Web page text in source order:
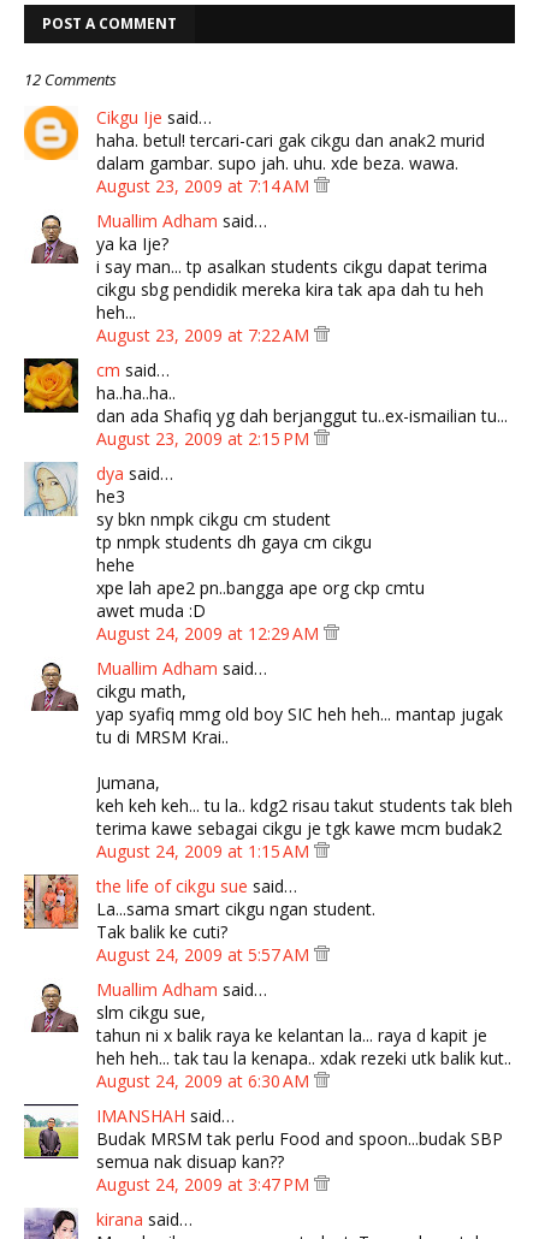
POST A COMMENT
12 Comments
Cikgu Ije said…
haha. betul! tercari-cari gak cikgu dan anak2 murid
dalam gambar. supo jah. uhu. xde beza. wawa.
August 23, 2009 at 7:14 AM
Muallim Adham said…
ya ka Ije?
i say man... tp asalkan students cikgu dapat terima
cikgu sbg pendidik mereka kira tak apa dah tu heh
heh...
August 23, 2009 at 7:22 AM
cm said…
ha..ha..ha..
dan ada Shafiq yg dah berjanggut tu..ex-ismailian tu...
August 23, 2009 at 2:15 PM
dya said…
he3
sy bkn nmpk cikgu cm student
tp nmpk students dh gaya cm cikgu
hehe
xpe lah ape2 pn..bangga ape org ckp cmtu
awet muda :D
August 24, 2009 at 12:29 AM
Muallim Adham said…
cikgu math,
yap syafiq mmg old boy SIC heh heh... mantap jugak
tu di MRSM Krai..
Jumana,
keh keh keh... tu la.. kdg2 risau takut students tak bleh
terima kawe sebagai cikgu je tgk kawe mcm budak2
August 24, 2009 at 1:15 AM
the life of cikgu sue said…
La...sama smart cikgu ngan student.
Tak balik ke cuti?
August 24, 2009 at 5:57 AM
Muallim Adham said…
slm cikgu sue,
tahun ni x balik raya ke kelantan la... raya d kapit je
heh heh... tak tau la kenapa.. xdak rezeki utk balik kut..
August 24, 2009 at 6:30 AM
IMANSHAH said…
Budak MRSM tak perlu Food and spoon...budak SBP
semua nak disuap kan??
August 24, 2009 at 3:47 PM
kirana said…